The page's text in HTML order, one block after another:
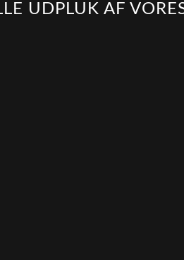
UDPLUK AF